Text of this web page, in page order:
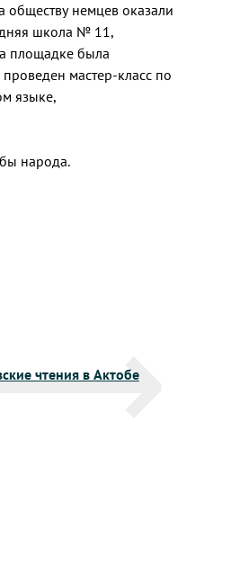
немцев оказали
школа № 11,
площадке была
мастер-класс по
языке,
народа.
чтения в Актобе